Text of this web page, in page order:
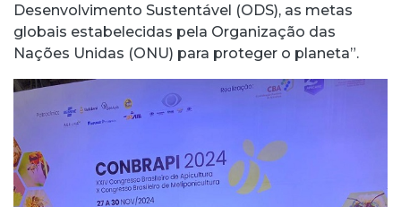
Desenvolvimento Sustentável (ODS), as metas
globais estabelecidas pela Organização das
Nações Unidas (ONU) para proteger o planeta”.